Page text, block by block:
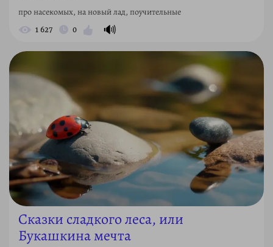
про насекомых, на новый лад, поучительные
1 627 0 🔊
Сказки сладкого леса, или
Букашкина мечта